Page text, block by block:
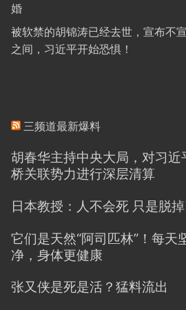
婚
被软禁的胡锦涛已经去世，宣布不
之间，习近平开始恐惧！
三频道最新爆料
胡春华主持中央大局，对习近
桥关联势力进行深层清算
日本教授：人不会死 只是脱
它们是天然“阿司匹林”！每天
净，身体更健康
张又侠是死是活？猛料流出